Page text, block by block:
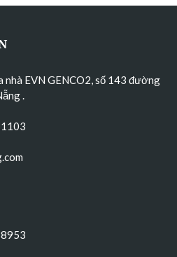
nhà EVN GENCO2, số 143 đường